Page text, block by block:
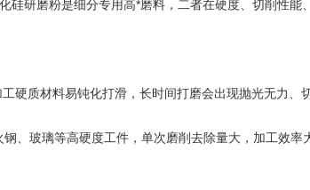
研磨粉是细分专用高*磨料，二者在硬度、切削性能
质材料易钝化打滑，长时间打磨会出现抛光无力、切
玻璃等高硬度工件，单次磨削去除量大，加工效率